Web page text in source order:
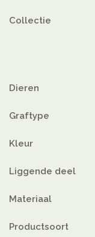
Collectie
Dieren
Graftype
Kleur
Liggende deel
Materiaal
Productsoort